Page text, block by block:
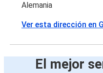
Alemania
Ver esta dirección en
El mejor